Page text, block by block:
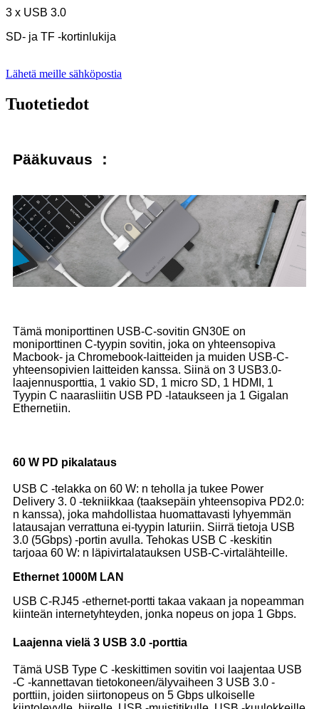
3 x USB 3.0
SD- ja TF -kortinlukija
Lähetä meille sähköpostia
Tuotetiedot
Pääkuvaus ：
Tämä moniporttinen USB-C-sovitin GN30E on
moniporttinen C-tyypin sovitin, joka on yhteensopiva
Macbook- ja Chromebook-laitteiden ja muiden USB-C-
yhteensopivien laitteiden kanssa. Siinä on 3 USB3.0-
laajennusporttia, 1 vakio SD, 1 micro SD, 1 HDMI, 1
Tyypin C naarasliitin USB PD -lataukseen ja 1 Gigalan
Ethernetiin.
60 W PD pikalataus
USB C -telakka on 60 W: n teholla ja tukee Power
Delivery 3. 0 -tekniikkaa (taaksepäin yhteensopiva PD2.0:
n kanssa), joka mahdollistaa huomattavasti lyhyemmän
latausajan verrattuna ei-tyypin laturiin. Siirrä tietoja USB
3.0 (5Gbps) -portin avulla. Tehokas USB C -keskitin
tarjoaa 60 W: n läpivirtalatauksen USB-C-virtalähteille.
Ethernet 1000M LAN
USB C-RJ45 -ethernet-portti takaa vakaan ja nopeamman
kiinteän internetyhteyden, jonka nopeus on jopa 1 Gbps.
Laajenna vielä 3 USB 3.0 -porttia
Tämä USB Type C -keskittimen sovitin voi laajentaa USB
-C -kannettavan tietokoneen/älyvaiheen 3 USB 3.0 -
porttiin, joiden siirtonopeus on 5 Gbps ulkoiselle